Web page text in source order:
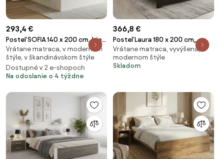
293,4 €
Posteľ SOFIA 140 x 200 cm, biela
Rošt: Bez roštu, Matrac:
Matrac SOMMERA 18 cm
Vrátane matraca, v modernom
štýle, v škandinávskom štýle
Dostupné v 2 e-shopoch
Na odoslanie o 4 týždne
366,8 €
Posteľ Laura 180 x 200 cm,
orech Rošt: Bez roštu, Matrac:
Matrac SOMMERA 18 cm
Vrátane matraca, vyvýšená, v
modernom štýle
Skladom